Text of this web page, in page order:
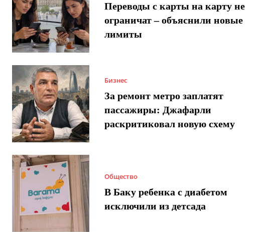
Переводы с карты на карту не
ограничат – объяснили новые
лимиты
Бизнес
За ремонт метро заплатят
пассажиры: Джафарли
раскритиковал новую схему
Общество
В Баку ребенка с диабетом
исключили из детсада